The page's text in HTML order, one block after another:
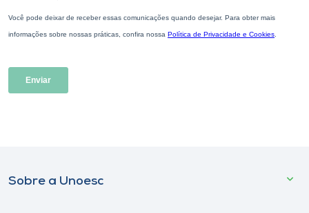
Sobre a Unoesc